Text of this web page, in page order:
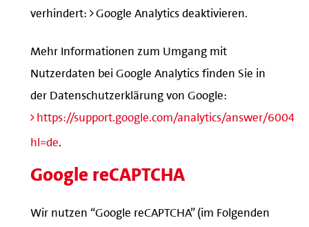
verhindert: Google Analytics deaktivieren
Mehr Informationen zum Umgang mit
Nutzerdaten bei Google Analytics finden Sie in
der Datenschutzerklärung von Google:
https://support.google.com/analytics/answer/
hl=de
Google reCAPTCHA
Wir nutzen “Google reCAPTCHA” (im Folgenden